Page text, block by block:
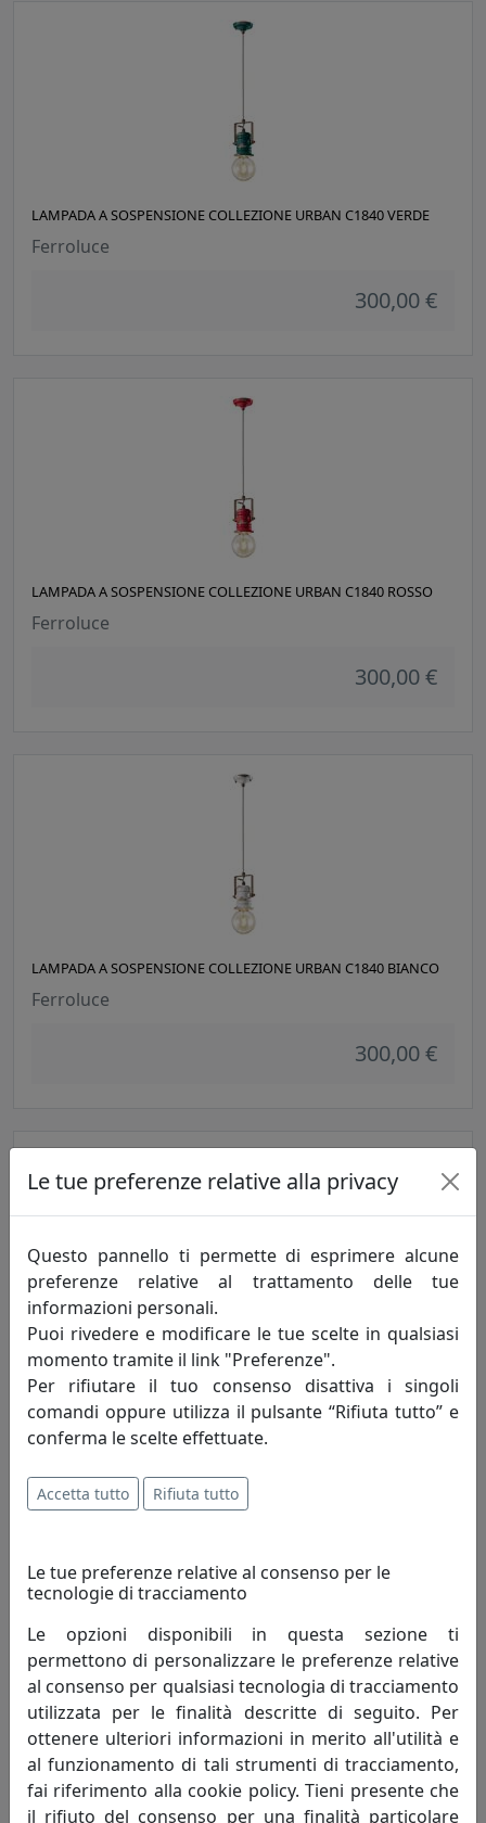
LAMPADA A SOSPENSIONE COLLEZIONE URBAN C1840 VERDE
Ferroluce
300,00 €
LAMPADA A SOSPENSIONE COLLEZIONE URBAN C1840 ROSSO
Ferroluce
300,00 €
LAMPADA A SOSPENSIONE COLLEZIONE URBAN C1840 BIANCO
Ferroluce
300,00 €
LAMPADA A SOSPENSIONE COLLEZIONE URBAN C1840 GIALLO
Ferroluce
LAMPADA A SOSPENSIONE COLLEZIONE URBAN C1840
BORDEAUX
Ferroluce
Le tue preferenze relative alla privacy
Questo pannello ti permette di esprimere alcune
preferenze relative al trattamento delle tue
informazioni personali.
Puoi rivedere e modificare le tue scelte in qualsiasi
momento tramite il link "Preferenze".
Per rifiutare il tuo consenso disattiva i singoli
comandi oppure utilizza il pulsante “Rifiuta tutto” e
conferma le scelte effettuate.
Accetta tutto Rifiuta tutto
Le tue preferenze relative al consenso per le
tecnologie di tracciamento
Le opzioni disponibili in questa sezione ti
permettono di personalizzare le preferenze relative
al consenso per qualsiasi tecnologia di tracciamento
utilizzata per le finalità descritte di seguito. Per
ottenere ulteriori informazioni in merito all'utilità e
al funzionamento di tali strumenti di tracciamento,
fai riferimento alla cookie policy. Tieni presente che
il rifiuto del consenso per una finalità particolare